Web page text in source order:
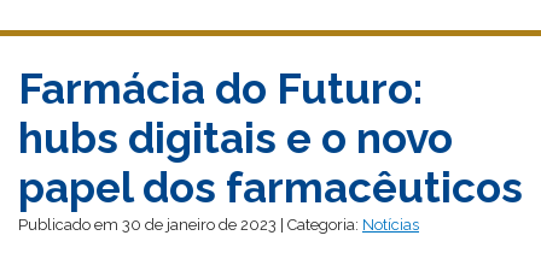
Farmácia do Futuro:
hubs digitais e o novo
papel dos farmacêuticos
Publicado em 30 de janeiro de 2023 | Categoria: Notícias